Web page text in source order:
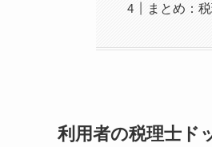
まとめ：
利用者の税理士ド